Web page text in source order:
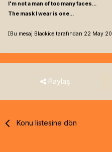
I'm not a man of too many faces...
The mask I wear is one...
[Bu mesaj Blackice tarafından 22 May
Paylaş
Konu listesine dön